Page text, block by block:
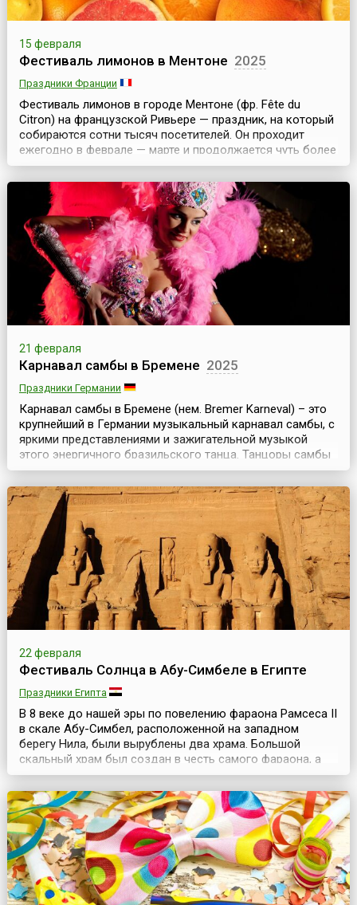
15 февраля
Фестиваль лимонов в Ментоне 2025
Праздники Франции
Фестиваль лимонов в городе Ментоне (фр. Fête du
Citron) на французской Ривьере — праздник, на который
собираются сотни тысяч посетителей. Он проходит
ежегодно в феврале — марте и продолжается чуть более
двух недель.Лимоны из Ментона, безусловно, короли
среди лимонов: теплый климат французской Ривьеры
позволяет выращивать их круглогодично. Снимают три
урожая лимонов, самый большой урожай — в ма...
21 февраля
Карнавал самбы в Бремене 2025
Праздники Германии
Карнавал самбы в Бремене (нем. Bremer Karneval) – это
крупнейший в Германии музыкальный карнавал самбы, с
яркими представлениями и зажигательной музыкой
этого энергичного бразильского танца. Танцоры самбы
со всей Германии приезжают, чтобы принять участие в
уличном карнавале, а тысячи туристов – чтобы увидеть
это яркий праздник.Вольный ганзейский город Бремен –
это старинный и красивый город Ге...
22 февраля
Фестиваль Солнца в Абу-Симбеле в Египте
Праздники Египта
В 8 веке до нашей эры по повелению фараона Рамсеса II
в скале Абу-Симбел, расположенной на западном
берегу Нила, были вырублены два храма. Большой
скальный храм был создан в честь самого фараона, а
малый — в честь богини Хахтор и жены фараона
Нефертари. Причиной создания этих двух храмов
послужила победа Рамсеса над хеттами.Перед храмом
были возведены четыре 20-метровые статуи: три статуи
изоб...